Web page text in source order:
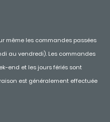
même les commandes passées
au vendredi). Les commandes
end et les jours fériés sont
est généralement effectuée